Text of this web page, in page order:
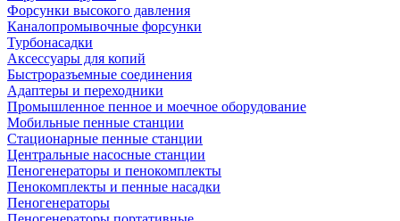
Форсунки высокого давления
Каналопромывочные форсунки
Турбонасадки
Аксессуары для копий
Быстроразъемные соединения
Адаптеры и переходники
Промышленное пенное и моечное оборудование
Мобильные пенные станции
Стационарные пенные станции
Центральные насосные станции
Пеногенераторы и пенокомплекты
Пенокомплекты и пенные насадки
Пеногенераторы